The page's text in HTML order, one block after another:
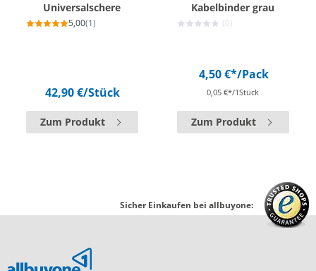
Universalschere
5,00(1)
42,90 €/Stück
Zum Produkt
Kabelbinder grau
(0)
4,50 €*/Pack
0,05 €*/1Stück
Zum Produkt
Sicher Einkaufen bei allbuyone: